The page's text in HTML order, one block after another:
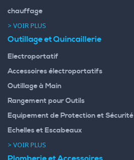
chauffage
> VOIR PLUS
Outillage et Quincaillerie
Electroportatif
Accessoires électroportatifs
Outillage à Main
Rangement pour Outils
Equipement de Protection et Sécurité
Echelles et Escabeaux
> VOIR PLUS